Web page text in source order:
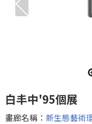
白丰中'95個展
畫廊名稱： 新生態藝術